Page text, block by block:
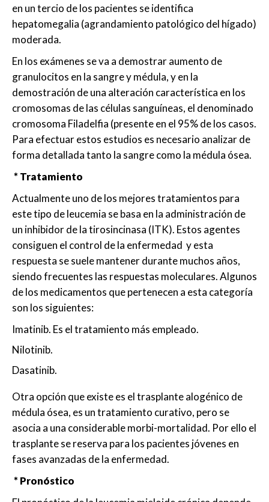
en un tercio de los pacientes se identifica
hepatomegalia (agrandamiento patológico del hígado)
moderada.
En los exámenes se va a demostrar aumento de
granulocitos en la sangre y médula, y en la
demostración de una alteración característica en los
cromosomas de las células sanguíneas, el denominado
cromosoma Filadelfia (presente en el 95% de los casos.
Para efectuar estos estudios es necesario analizar de
forma detallada tanto la sangre como la médula ósea.
* Tratamiento
Actualmente uno de los mejores tratamientos para
este tipo de leucemia se basa en la administración de
un inhibidor de la tirosincinasa (ITK). Estos agentes
consiguen el control de la enfermedad y esta
respuesta se suele mantener durante muchos años,
siendo frecuentes las respuestas moleculares. Algunos
de los medicamentos que pertenecen a esta categoría
son los siguientes:
Imatinib. Es el tratamiento más empleado.
Nilotinib.
Dasatinib.
Otra opción que existe es el trasplante alogénico de
médula ósea, es un tratamiento curativo, pero se
asocia a una considerable morbi-mortalidad. Por ello el
trasplante se reserva para los pacientes jóvenes en
fases avanzadas de la enfermedad.
* Pronóstico